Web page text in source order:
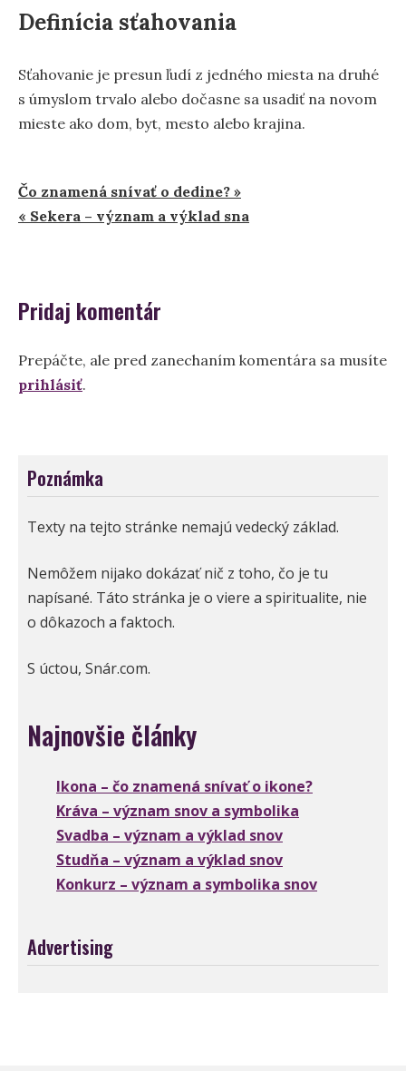
Definícia sťahovania
Sťahovanie je presun ľudí z jedného miesta na druhé
s úmyslom trvalo alebo dočasne sa usadiť na novom
mieste ako dom, byt, mesto alebo krajina.
Navigácia
v
Čo znamená snívať o dedine? »
« Sekera – význam a výklad sna
Pridaj komentár
Prepáčte, ale pred zanechaním komentára sa musíte
prihlásiť.
Poznámka
Texty na tejto stránke nemajú vedecký základ.
Nemôžem nijako dokázať nič z toho, čo je tu
napísané. Táto stránka je o viere a spiritualite, nie
o dôkazoch a faktoch.
S úctou, Snár.com.
Najnovšie články
Ikona – čo znamená snívať o ikone?
Kráva – význam snov a symbolika
Svadba – význam a výklad snov
Studňa – význam a výklad snov
Konkurz – význam a symbolika snov
Advertising